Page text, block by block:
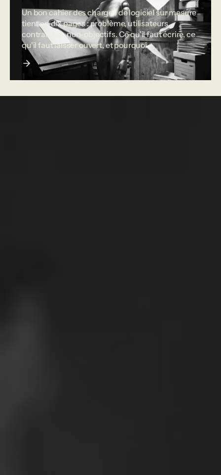
Un bon cahier des charges de logiciel sur mesure
tient en dix pages : problème, utilisateurs,
contraintes, non-objectifs. Ce qu'il faut écrire, ce
qu'il faut laisser ouvert, et pourquoi.